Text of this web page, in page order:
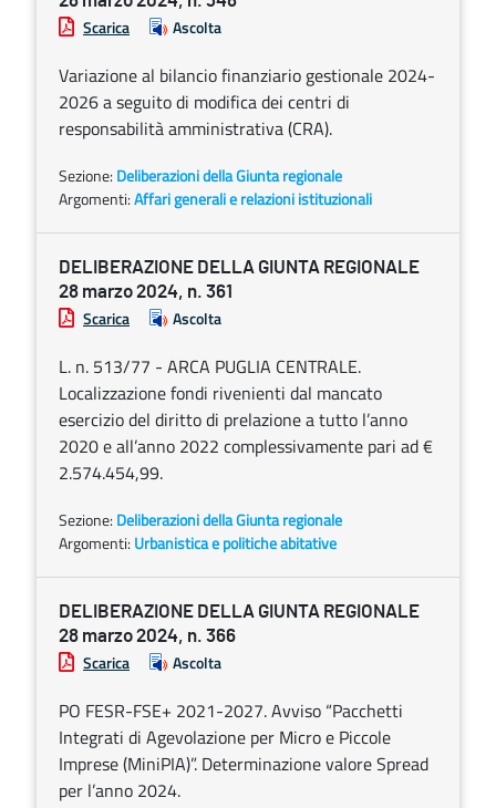
Scarica Ascolta
Variazione al bilancio finanziario gestionale 2024-
2026 a seguito di modifica dei centri di
responsabilità amministrativa (CRA).
Sezione: Deliberazioni della Giunta regionale
Argomenti:Affari generali e relazioni istituzionali
DELIBERAZIONE DELLA GIUNTA REGIONALE
28 marzo 2024, n. 361
Scarica Ascolta
L. n. 513/77 - ARCA PUGLIA CENTRALE.
Localizzazione fondi rivenienti dal mancato
esercizio del diritto di prelazione a tutto l’anno
2020 e all’anno 2022 complessivamente pari ad €
2.574.454,99.
Sezione: Deliberazioni della Giunta regionale
Argomenti: Urbanistica e politiche abitative
DELIBERAZIONE DELLA GIUNTA REGIONALE
28 marzo 2024, n. 366
Scarica Ascolta
PO FESR-FSE+ 2021-2027. Avviso “Pacchetti
Integrati di Agevolazione per Micro e Piccole
Imprese (MiniPIA)”. Determinazione valore Spread
per l’anno 2024.